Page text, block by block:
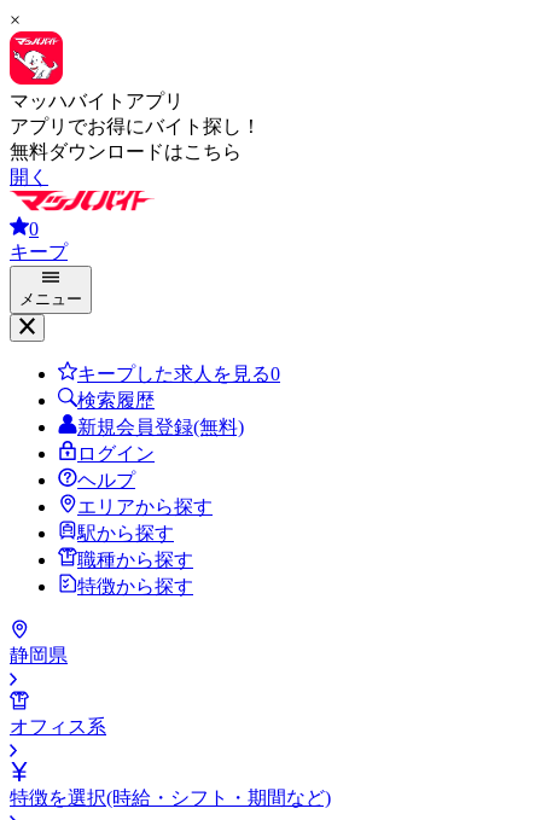
×
マッハバイトアプリ
アプリでお得にバイト探し！
無料ダウンロードはこちら
開く
0
キープ
メニュー
キープした求人を見る0
検索履歴
新規会員登録(無料)
ログイン
ヘルプ
エリアから探す
駅から探す
職種から探す
特徴から探す
静岡県
オフィス系
特徴を選択(時給・シフト・期間など)